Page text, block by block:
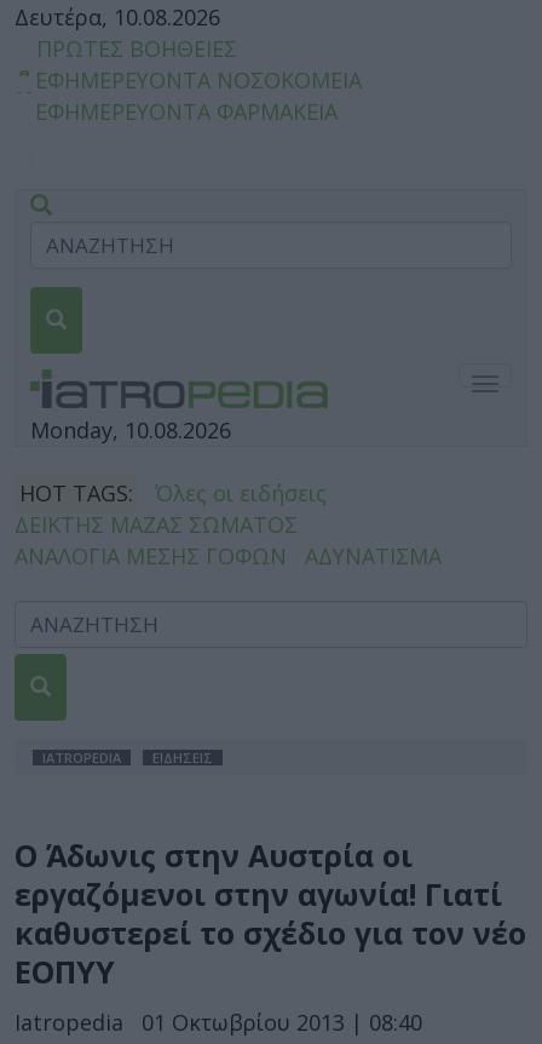
Δευτέρα, 10.08.2026
ΠΡΩΤΕΣ ΒΟΗΘΕΙΕΣ
ΕΦΗΜΕΡΕΥΟΝΤΑ ΝΟΣΟΚΟΜΕΙΑ
ΕΦΗΜΕΡΕΥΟΝΤΑ ΦΑΡΜΑΚΕΙΑ
Monday, 10.08.2026
HOT TAGS:
Όλες οι ειδήσεις
ΔΕΙΚΤΗΣ ΜΑΖΑΣ ΣΩΜΑΤΟΣ
ΑΝΑΛΟΓΙΑ ΜΕΣΗΣ ΓΟΦΩΝ
ΑΔΥΝΑΤΙΣΜΑ
IATROPEDIA ΕΙΔΗΣΕΙΣ
Ο Άδωνις στην Αυστρία οι
εργαζόμενοι στην αγωνία! Γιατί
καθυστερεί το σχέδιο για τον νέο
ΕΟΠΥΥ
Iatropedia 01 Οκτωβρίου 2013 | 08:40